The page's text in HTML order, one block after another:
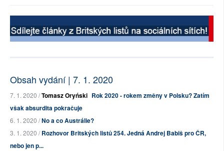
Obsah vydání | 7. 1. 2020
7. 1. 2020 /Tomasz Oryński Rok 2020 - rokem změny v Polsku? Zatím
však absurdita pokračuje
6. 1. 2020 /No a co Austrálie?
3. 1. 2020 /Rozhovor Britských listů 254. Jedná Andrej Babiš pro ČR,
nebo jen p...